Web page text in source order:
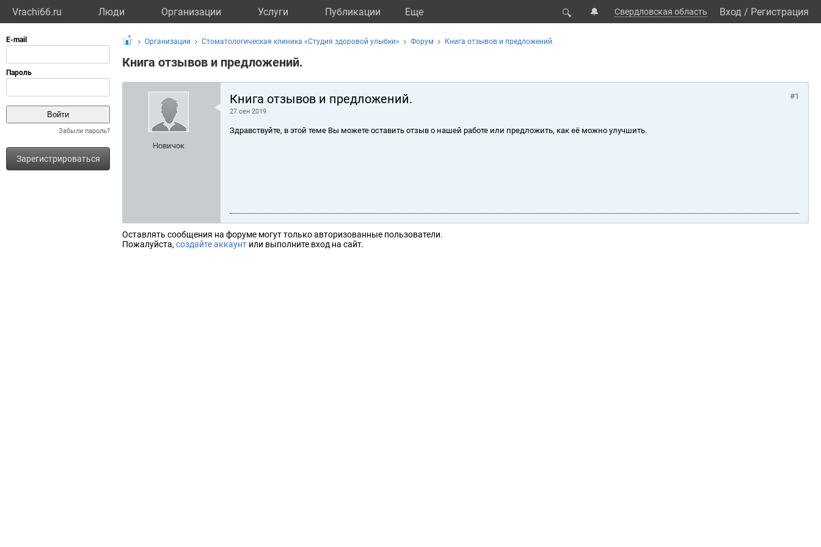
Vrachi66.ru Люди Организации Услуги Публикации Eще 🔍 🔔 Свердловская область Вход / Регистрация
Забыли пароль?
Зарегистрироваться
Организации Стоматологическая клиника «Студия здоровой улыбки» Форум Книга отзывов и предложений.
Книга отзывов и предложений.
Новичок
Книга отзывов и предложений.
27 сен 2019
#1
Здравствуйте, в этой теме Вы можете оставить отзыв о нашей работе или предложить, как её можно улучшить.
Оставлять сообщения на форуме могут только авторизованные пользователи.
Пожалуйста, создайте аккаунт или выполните вход на сайт.